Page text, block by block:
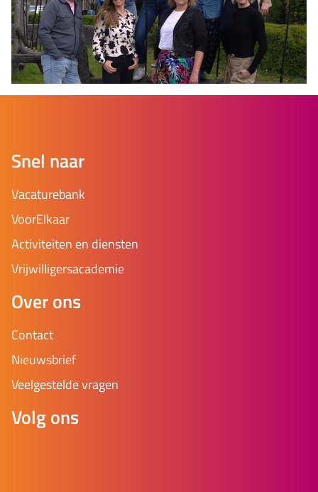
Snel naar
Vacaturebank
VoorElkaar
Activiteiten en diensten
Vrijwilligersacademie
Over ons
Contact
Nieuwsbrief
Veelgestelde vragen
Volg ons